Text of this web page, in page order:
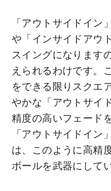
「アウトサイドイン
や「インサイドアウ
スイングになります
えられるわけです。
をできる限りスクエ
やかな「アウトサイ
精度の高いフェード
「アウトサイドイン
は、このように高精
ボールを武器にして